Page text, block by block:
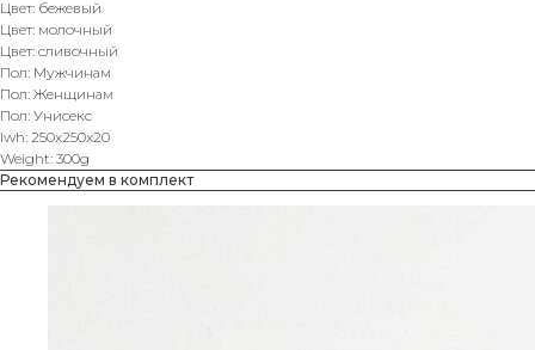
Цвет: бежевый
Цвет: молочный
Цвет: сливочный
Пол: Мужчинам
Пол: Женщинам
Пол: Унисекс
lwh: 250x250x20
Weight: 300g
Рекомендуем в комплект